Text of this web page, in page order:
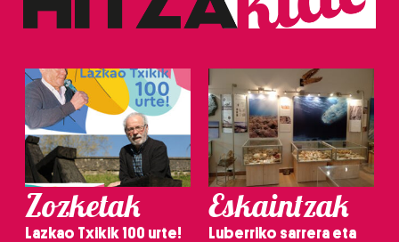
Zozketak
Lazkao Txikik 100 urte!
Eskaintzak
Luberriko sarrera eta